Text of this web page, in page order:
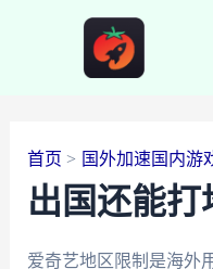
首页 国外加速国内游
出国还能打
爱奇艺地区限制是海外